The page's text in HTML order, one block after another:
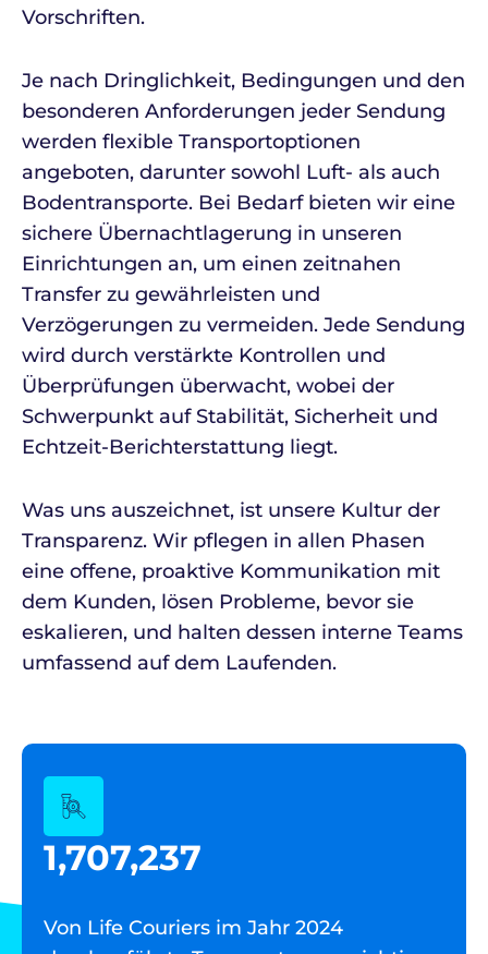
Vorschriften.
Je nach Dringlichkeit, Bedingungen und den
besonderen Anforderungen jeder Sendung
werden flexible Transportoptionen
angeboten, darunter sowohl Luft- als auch
Bodentransporte. Bei Bedarf bieten wir eine
sichere Übernachtlagerung in unseren
Einrichtungen an, um einen zeitnahen
Transfer zu gewährleisten und
Verzögerungen zu vermeiden. Jede Sendung
wird durch verstärkte Kontrollen und
Überprüfungen überwacht, wobei der
Schwerpunkt auf Stabilität, Sicherheit und
Echtzeit-Berichterstattung liegt.
Was uns auszeichnet, ist unsere Kultur der
Transparenz. Wir pflegen in allen Phasen
eine offene, proaktive Kommunikation mit
dem Kunden, lösen Probleme, bevor sie
eskalieren, und halten dessen interne Teams
umfassend auf dem Laufenden.
1,707,237
Von Life Couriers im Jahr 2024